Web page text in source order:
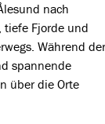
nach
tiefe Fjorde und
Während der
spannende
über die Orte